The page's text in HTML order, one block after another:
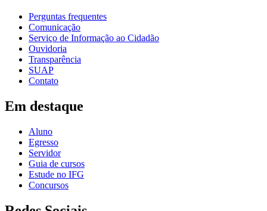
Perguntas frequentes
Comunicação
Serviço de Informação ao Cidadão
Ouvidoria
Transparência
SUAP
Contato
Em destaque
Aluno
Egresso
Servidor
Guia de cursos
Estude no IFG
Concursos